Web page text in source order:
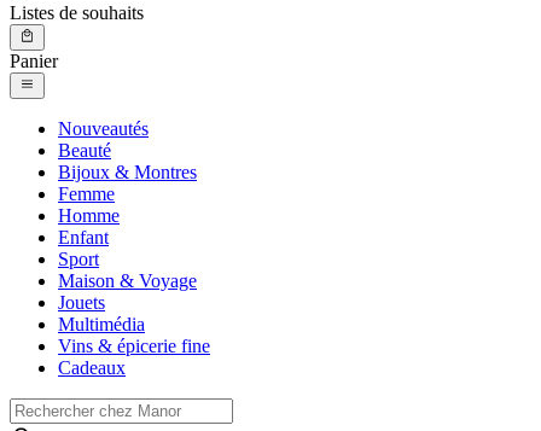
Listes de souhaits
Panier
Nouveautés
Beauté
Bijoux & Montres
Femme
Homme
Enfant
Sport
Maison & Voyage
Jouets
Multimédia
Vins & épicerie fine
Cadeaux